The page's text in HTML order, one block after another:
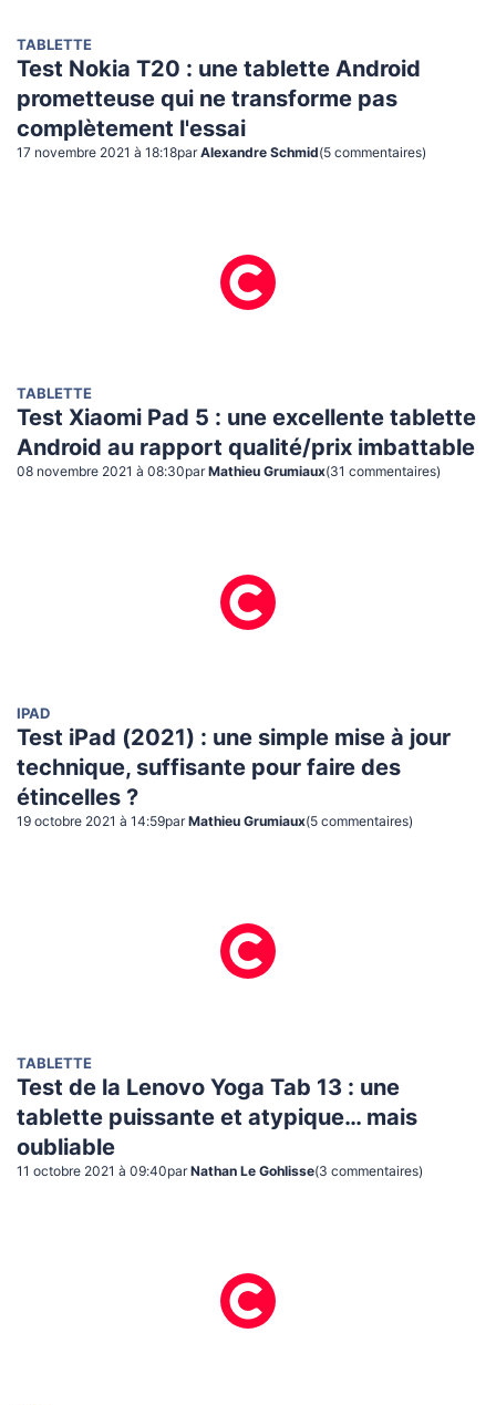
TABLETTE
Test Nokia T20 : une tablette Android
prometteuse qui ne transforme pas
complètement l'essai
17 novembre 2021 à 18:18par Alexandre Schmid(5 commentaires)
TABLETTE
Test Xiaomi Pad 5 : une excellente tablette
Android au rapport qualité/prix imbattable
08 novembre 2021 à 08:30par Mathieu Grumiaux(31 commentaires)
IPAD
Test iPad (2021) : une simple mise à jour
technique, suffisante pour faire des
étincelles ?
19 octobre 2021 à 14:59par Mathieu Grumiaux(5 commentaires)
TABLETTE
Test de la Lenovo Yoga Tab 13 : une
tablette puissante et atypique… mais
oubliable
11 octobre 2021 à 09:40par Nathan Le Gohlisse(3 commentaires)